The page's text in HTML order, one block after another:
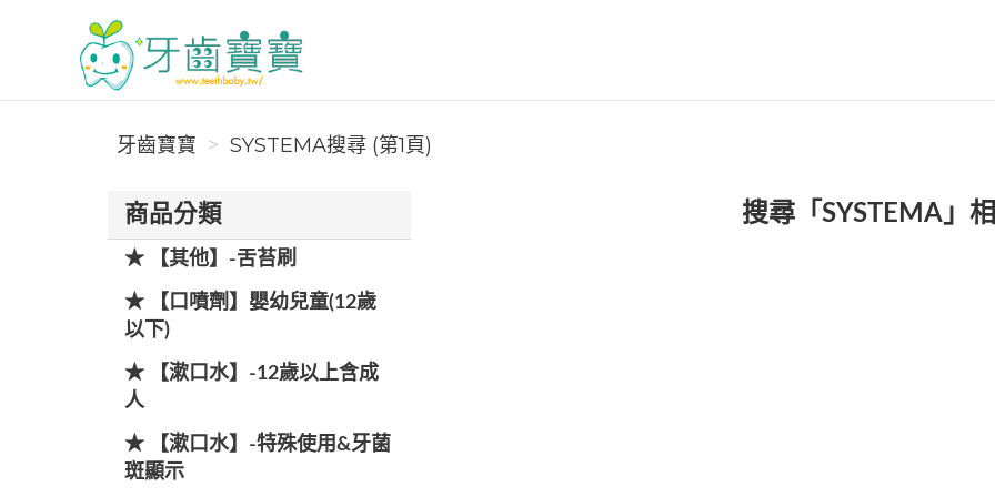
牙齒寶寶
牙齒寶寶 SYSTEMA搜尋 (第1頁)
商品分類
★ 【其他】-舌苔刷
★ 【口噴劑】嬰幼兒童(12歲
以下)
★ 【漱口水】-12歲以上含成
人
★ 【漱口水】-特殊使用&牙菌
斑顯示
搜尋「SYSTEMA」